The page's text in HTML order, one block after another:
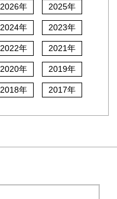
2026年 2025年
2024年 2023年
2022年 2021年
2020年 2019年
2018年 2017年